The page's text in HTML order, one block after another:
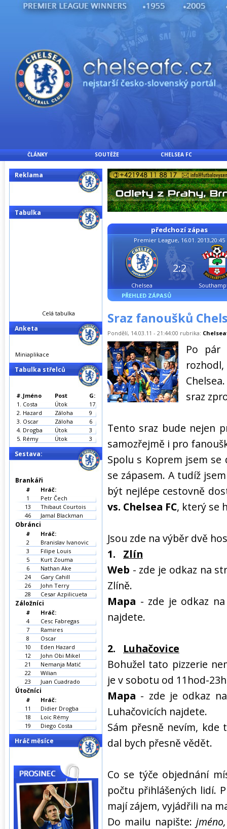
ČLÁNKY SOUTĚŽE CHELSEA FC
předchozí zápas
Premier League, 16.01. 2013,20:45
Chelsea
2:2
PŘEHLED ZÁPASŮ
Sraz fanoušků
Pondělí, 14.03.11 - 21:44:00 rubrika:
Po pár
sraz
Tento sraz bude nejen
samozřejmě i pro
Spolu s Koprem jsem
se zápasem. A tudíž
být nejlépe cestovně
vs. Chelsea FC, který se
Jsou zde na výběr dvě
1. Zlín
Web - zde je odkaz na
Zlíně.
Mapa - zde je odkaz
najdete.
2.
Luhačovice
Bohužel tato pizzerie
je v sobotu od 11hod-
Mapa - zde je odkaz
Luhačovicích najdete.
Sám přesně nevím,
dal bych přesně vědět.
Co se týče objednání
počtu přihlášených lidí.
mají zájem, vyjádřili na
Do mailu napište:
Reklama
Tabulka
Celá tabulka
Anketa
Miniaplikace
Tabulka střelců
#.Jméno Post
G:
1. Costa Útok
17
2. Hazard Záloha
9
3. Oscar Záloha
6
4. Drogba Útok
3
5. Rémy Útok 3
Sestava:
Brankáři
#
Hráč:
1
Petr Čech
13
Thibaut Courtois
46
Jamal Blackman
Obránci
#
Hráč:
2
Branislav Ivanovic
3
Filipe Louis
5
Kurt Zouma
6
Nathan Ake
24
Gary Cahill
26
John Terry
28
Cesar Azpilicueta
Záložníci
#
Hráč:
4
Cesc Fabregas
7
Ramires
8
Oscar
10
Eden Hazard
12
John Obi Mikel
21
Nemanja Matić
22
Wilian
23
Juan Cuadrado
Útočníci
#
Hráč:
11
Didier Drogba
18
Loic Rémy
19
Diego Costa
Hráč měsíce